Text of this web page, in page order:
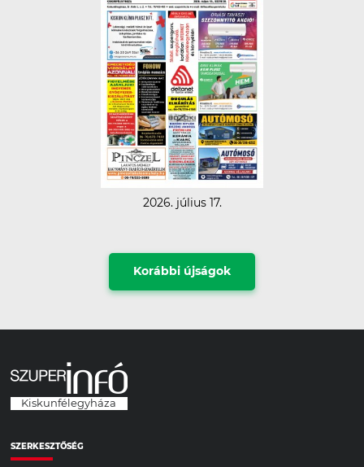
2026. július 17.
Korábbi újságok
Kiskunfélegyháza
SZERKESZTŐSÉG